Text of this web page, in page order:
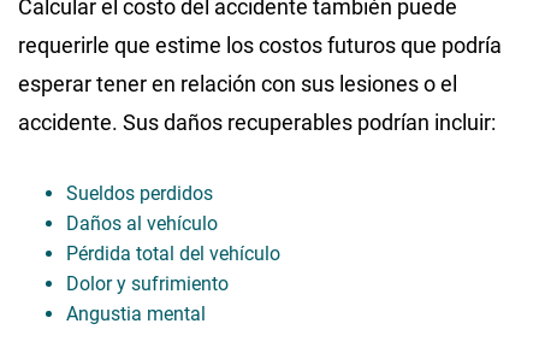
Calcular el costo del accidente también puede
requerirle que estime los costos futuros que podría
esperar tener en relación con sus lesiones o el
accidente. Sus daños recuperables podrían incluir:
Sueldos perdidos
Daños al vehículo
Pérdida total del vehículo
Dolor y sufrimiento
Angustia mental